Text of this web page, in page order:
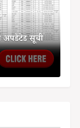
अपडेटेड सूची